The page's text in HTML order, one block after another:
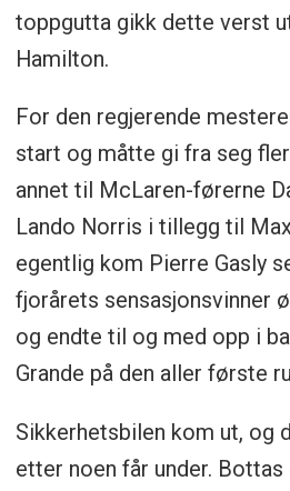
toppgutta gikk dette verst
Hamilton.
For den regjerende
start og måtte gi fra seg
annet til McLaren-førerne
Lando Norris i tillegg til
egentlig kom Pierre Gasly
fjorårets sensasjonsvinner
og endte til og med opp i
Grande på den aller første
Sikkerhetsbilen kom ut, og
etter noen får under.